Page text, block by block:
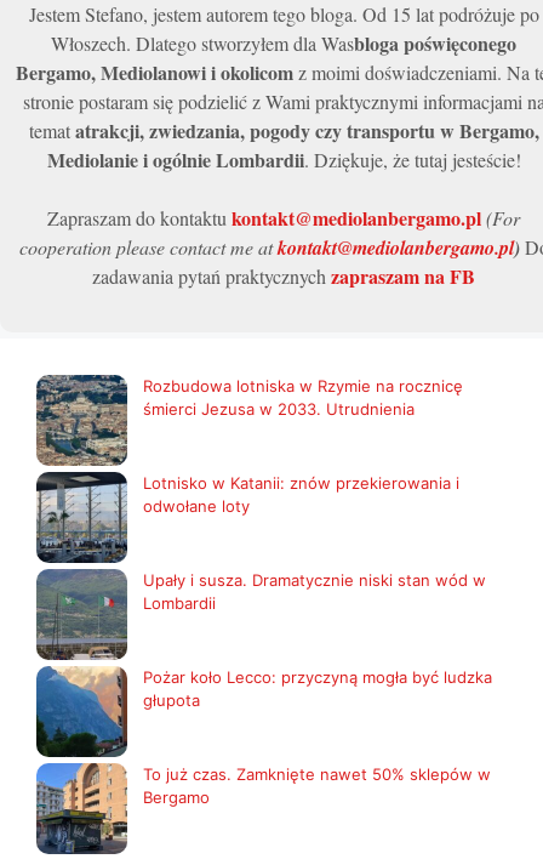
Jestem Stefano, jestem autorem tego bloga. Od 15 lat podróżuje po
Włoszech. Dlatego stworzyłem dla Wasbloga poświęconego
Bergamo, Mediolanowi i okolicomz moimi doświadczeniami. Na
stronie postaram się podzielić z Wami praktycznymi informacjami
tematatrakcji, zwiedzania, pogody czy transportu w Bergamo,
Mediolanie i ogólnie Lombardii. Dziękuje, że tutaj jesteście!
Zapraszam do kontaktukontakt@mediolanbergamo.pl(For
cooperation please contact me atkontakt@mediolanbergamo.pl)
zadawania pytań praktycznychzapraszam na FB
Rozbudowa lotniska w Rzymie na rocznicę
śmierci Jezusa w 2033. Utrudnienia
Lotnisko w Katanii: znów przekierowania i
odwołane loty
Upały i susza. Dramatycznie niski stan wód w
Lombardii
Pożar koło Lecco: przyczyną mogła być ludzka
głupota
To już czas. Zamknięte nawet 50% sklepów w
Bergamo